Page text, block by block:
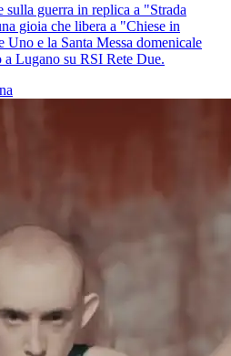
sulla guerra in replica a "Strada
gioia che libera a "Chiese in
e la Santa Messa domenicale
Lugano su RSI Rete Due.